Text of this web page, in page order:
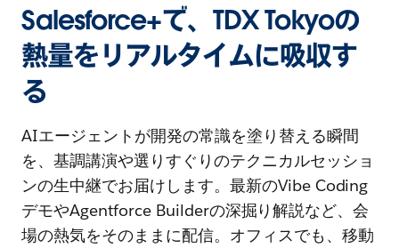
Salesforce+で、TDX Tokyoの
熱量をリアルタイムに吸収す
る
AIエージェントが開発の常識を塗り替える瞬間
を、基調講演や選りすぐりのテクニカルセッショ
ンの生中継でお届けします。最新のVibe Coding
デモやAgentforce Builderの深掘り解説など、会
場の熱気をそのままに配信。オフィスでも、移動